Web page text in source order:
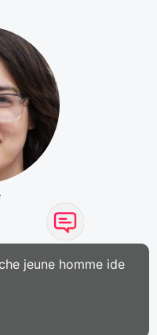
jeune homme ide